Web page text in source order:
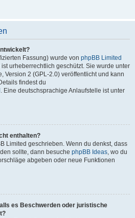
Fassung) wurde von phpBB Limited
urheberrechtlich geschützt. Sie wurde unter
Version 2 (GPL-2.0) veröffentlicht und kann
findest du
. Eine deutschsprachige Anlaufstelle ist unter
enthalten?
Limited geschrieben. Wenn du denkst, dass
sollte, dann besuche phpBB Ideas, wo du
abgeben oder neue Funktionen
es Beschwerden oder juristische